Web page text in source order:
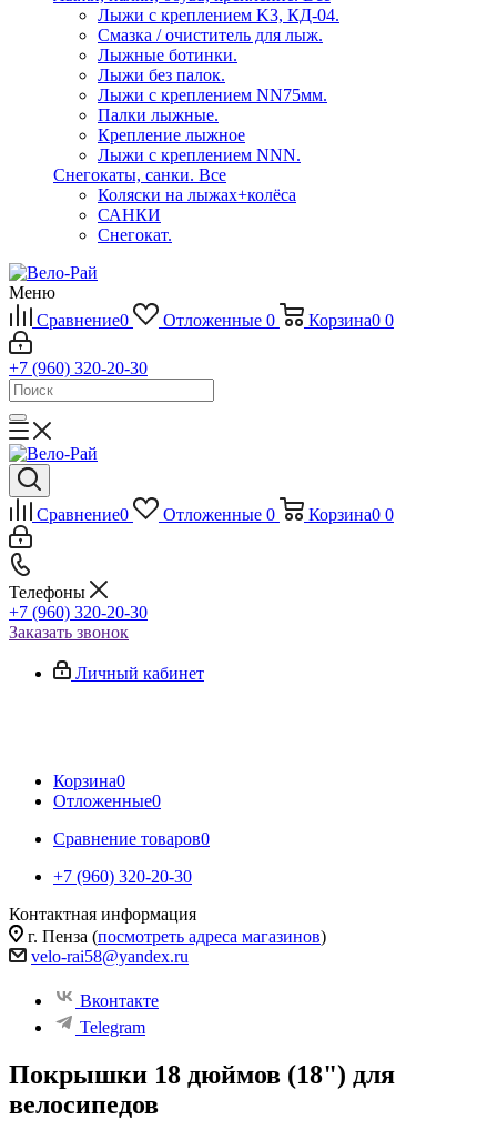
Лыжи с креплением K3, КД-04.
Смазка / очиститель для лыж.
Лыжные ботинки.
Лыжи без палок.
Лыжи с креплением NN75мм.
Палки лыжные.
Крепление лыжное
Лыжи с креплением NNN.
Снегокаты, санки. Все
Коляски на лыжах+колёса
САНКИ
Снегокат.
Меню
Сравнение0 Отложенные 0 Корзина0 0
+7 (960) 320-20-30
Сравнение0 Отложенные 0 Корзина0 0
Телефоны
+7 (960) 320-20-30
Заказать звонок
Личный кабинет
Корзина0
Отложенные0
Сравнение товаров0
+7 (960) 320-20-30
Контактная информация
г. Пенза (посмотреть адреса магазинов)
velo-rai58@yandex.ru
Вконтакте
Telegram
Покрышки 18 дюймов (18") для
велосипедов